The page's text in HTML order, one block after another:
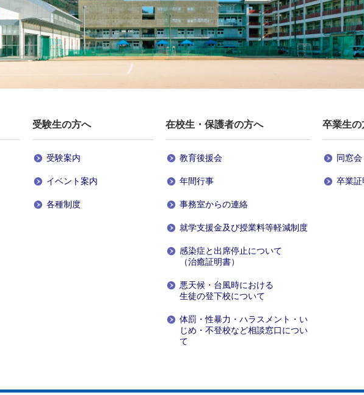
受験生の方へ
受験案内
イベント案内
各種制度
在校生・保護者の方へ
教育後援会
年間行事
事務室からの連絡
就学支援金及び授業料等軽減制度
感染症と出席停止について
（治癒証明書）
悪天候・台風時における
生徒の登下校について
体罰・性暴力・ハラスメント・い
じめ・不登校など相談窓口につい
て
卒業生の
同窓会
卒業